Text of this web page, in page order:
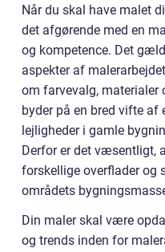
Når du skal have malet
det afgørende med en
og kompetence. Det
aspekter af
om farvevalg, materialer
byder på en bred vifte af
lejligheder i gamle
Derfor er det væsentligt,
forskellige overflader og
områdets
Din maler skal være
og trends inden for